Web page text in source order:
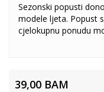
Sezonski popusti
modele ljeta. Popust
cjelokupnu ponudu
39,00 BAM